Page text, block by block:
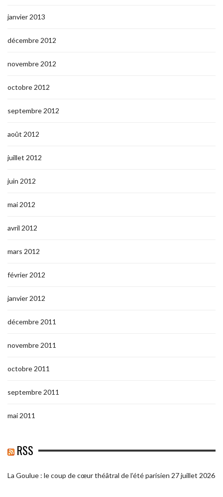
janvier 2013
décembre 2012
novembre 2012
octobre 2012
septembre 2012
août 2012
juillet 2012
juin 2012
mai 2012
avril 2012
mars 2012
février 2012
janvier 2012
décembre 2011
novembre 2011
octobre 2011
septembre 2011
mai 2011
RSS
La Goulue : le coup de cœur théâtral de l’été parisien 27 juillet 2026